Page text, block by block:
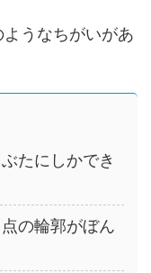
うなちがいがあ
たにしかでき
の輪郭がぼん